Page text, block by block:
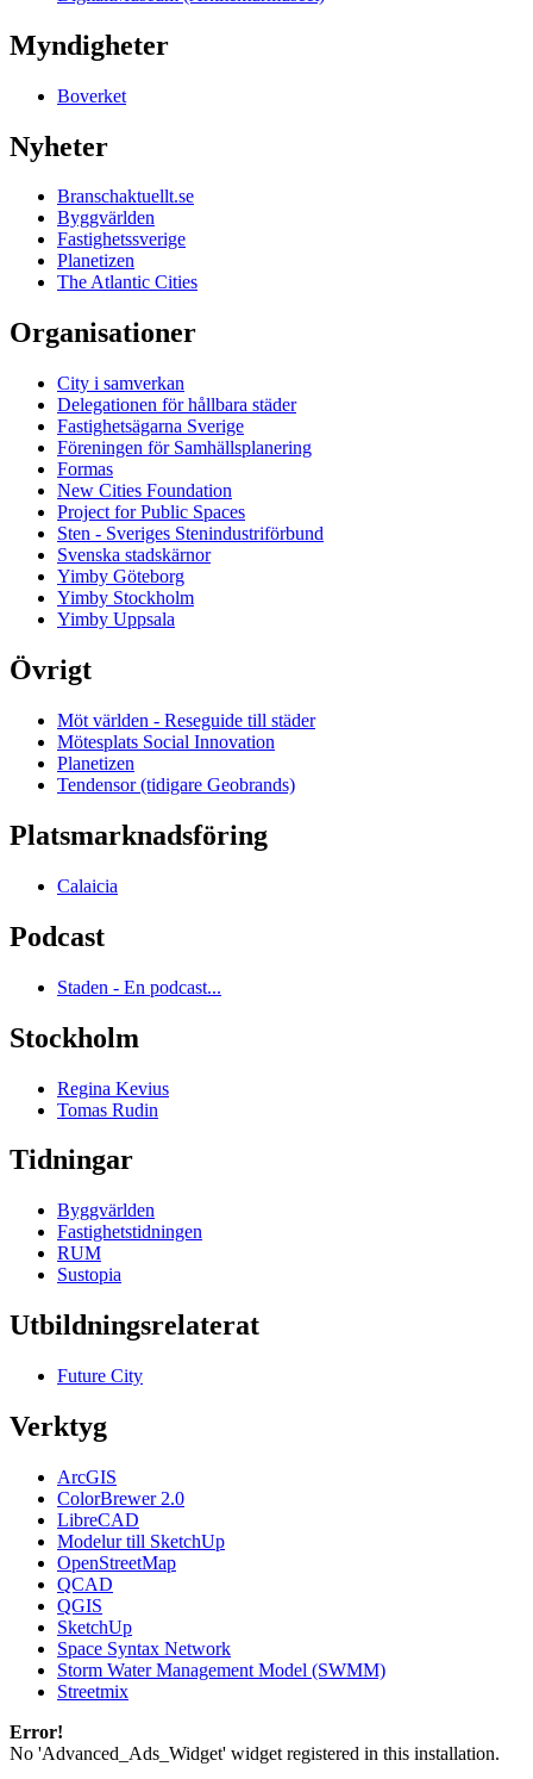
Myndigheter
Boverket
Nyheter
Branschaktuellt.se
Byggvärlden
Fastighetssverige
Planetizen
The Atlantic Cities
Organisationer
City i samverkan
Delegationen för hållbara städer
Fastighetsägarna Sverige
Föreningen för Samhällsplanering
Formas
New Cities Foundation
Project for Public Spaces
Sten - Sveriges Stenindustriförbund
Svenska stadskärnor
Yimby Göteborg
Yimby Stockholm
Yimby Uppsala
Övrigt
Möt världen - Reseguide till städer
Mötesplats Social Innovation
Planetizen
Tendensor (tidigare Geobrands)
Platsmarknadsföring
Calaicia
Podcast
Staden - En podcast...
Stockholm
Regina Kevius
Tomas Rudin
Tidningar
Byggvärlden
Fastighetstidningen
RUM
Sustopia
Utbildningsrelaterat
Future City
Verktyg
ArcGIS
ColorBrewer 2.0
LibreCAD
Modelur till SketchUp
OpenStreetMap
QCAD
QGIS
SketchUp
Space Syntax Network
Storm Water Management Model (SWMM)
Streetmix
Error!
No 'Advanced_Ads_Widget' widget registered in this installation.